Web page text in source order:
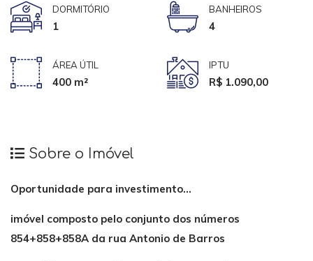
DORMITÓRIO
1
BANHEIROS
4
ÁREA ÚTIL
400 m²
IPTU
R$ 1.090,00
Sobre o Imóvel
Oportunidade para investimento...
imóvel composto pelo conjunto dos números
854+858+858A da rua Antonio de Barros